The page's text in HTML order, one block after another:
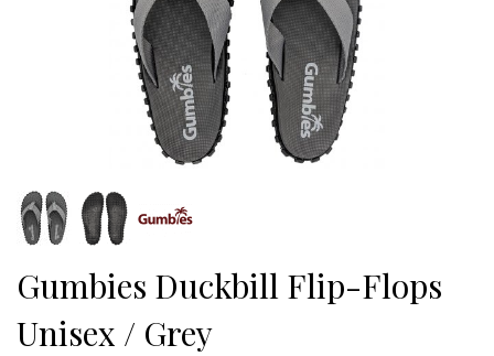
Gumbies Duckbill Flip-Flops
Unisex / Grey